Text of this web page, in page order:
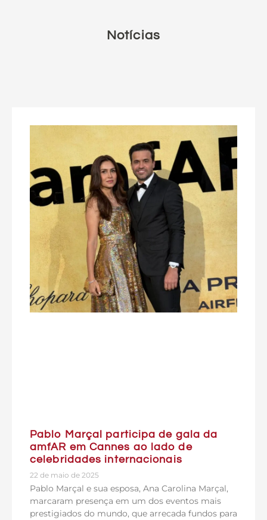
Notícias
Pablo Marçal participa de gala da
amfAR em Cannes ao lado de
celebridades internacionais
22 de maio de 2025
Pablo Marçal e sua esposa, Ana Carolina Marçal,
marcaram presença em um dos eventos mais
prestigiados do mundo, que arrecada fundos para